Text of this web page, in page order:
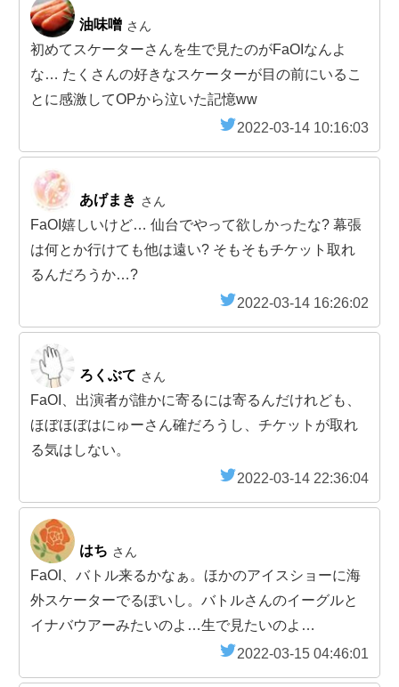
油味噌 さん
初めてスケーターさんを生で見たのがFaOIなんよ
な… たくさんの好きなスケーターが目の前にいるこ
とに感激してOPから泣いた記憶ww
2022-03-14 10:16:03
あげまき さん
FaOI嬉しいけど… 仙台でやって欲しかったな? 幕張
は何とか行けても他は遠い? そもそもチケット取れ
るんだろうか…?
2022-03-14 16:26:02
ろくぶて さん
FaOI、出演者が誰かに寄るには寄るんだけれども、
ほぼほぼはにゅーさん確だろうし、チケットが取れ
る気はしない。
2022-03-14 22:36:04
はち さん
FaOI、バトル来るかなぁ。ほかのアイスショーに海
外スケーターでるぽいし。バトルさんのイーグルと
イナバウアーみたいのよ…生で見たいのよ…
2022-03-15 04:46:01